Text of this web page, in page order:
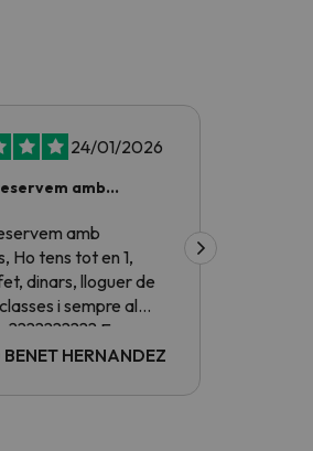
24/01/2026
amb
amb
Ho tens tot en 1,
dinars, lloguer de
i sempre al
Enguany
repetir per Falles
HERNANDEZ